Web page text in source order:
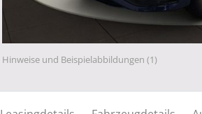
Hinweise und Beispielabbildungen (1)